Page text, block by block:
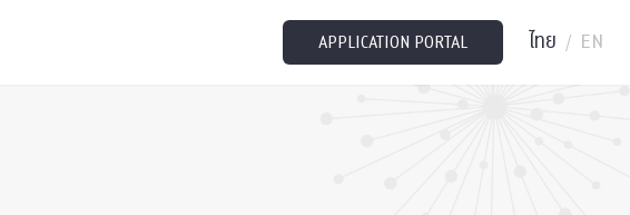
APPLICATION PORTAL ไทย / EN